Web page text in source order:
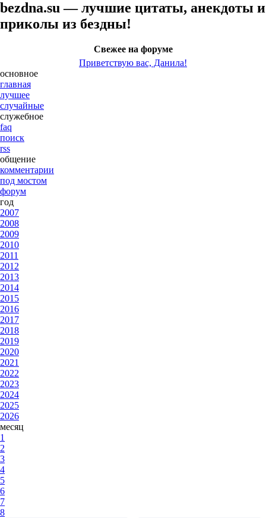
bezdna.su — лучшие цитаты, анекдоты и
приколы из бездны!
Свежее на форуме
Приветствую вас, Данила!
основное
главная
лучшее
случайные
служебное
faq
поиск
rss
общение
комментарии
под мостом
форум
год
2007
2008
2009
2010
2011
2012
2013
2014
2015
2016
2017
2018
2019
2020
2021
2022
2023
2024
2025
2026
месяц
1
2
3
4
5
6
7
8